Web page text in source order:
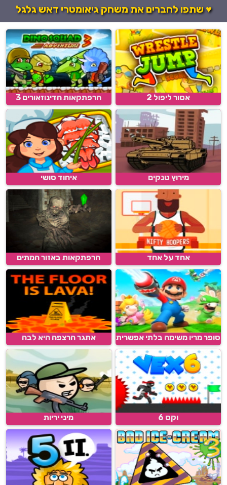
♥ שתפו לחברים את משחק גיאומטרי דאש גלגל
אסור ליפול 2 הרפתקאות הדינוזאורים 3
מירוץ טנקים איחוד סושי
אחד על אחד הרפתקאות באזור המתים
סופר מריו משימה בלתי אפשרית אתגר הרצפה היא לבה
וקס 6 מיני יריות